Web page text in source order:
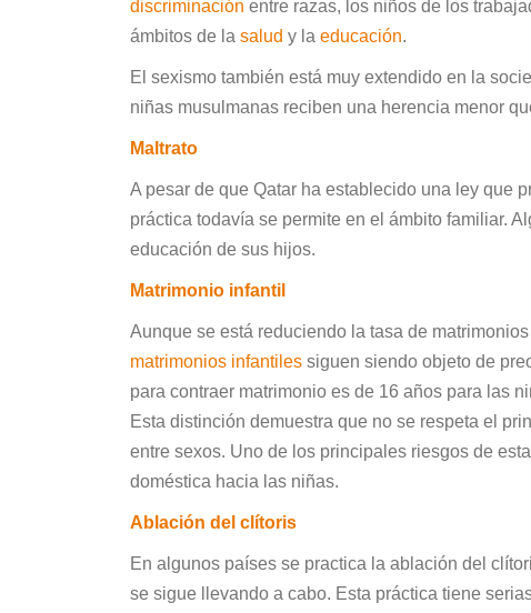
discriminación entre razas, los niños de los
ámbitos de la salud y la educación.
El sexismo también está muy extendido en la
niñas musulmanas reciben una herencia menor
Maltrato
A pesar de que Qatar ha establecido una ley que
práctica todavía se permite en el ámbito familiar.
educación de sus hijos.
Matrimonio infantil
Aunque se está reduciendo la tasa de
matrimonios infantiles siguen siendo objeto de
para contraer matrimonio es de 16 años para las
Esta distinción demuestra que no se respeta el
entre sexos. Uno de los principales riesgos de
doméstica hacia las niñas.
Ablación del clítoris
En algunos países se practica la ablación del
se sigue llevando a cabo. Esta práctica tiene